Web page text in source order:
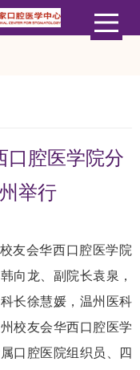
口腔医学院分
举行
友会华西口腔医学院
向龙、副院长袁泉，
长徐慧媛，温州医科
校友会华西口腔医学
口腔医院组织员、四